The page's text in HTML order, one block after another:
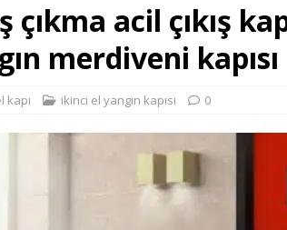
çıkma acil çıkış
merdiveni kapısı
kapı ikinci el yangın kapısı 0